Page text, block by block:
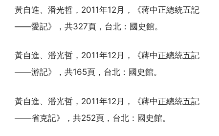
黃自進、潘光哲，2011年12月，《蔣中正總統五記
——愛記》，共327頁，台北：國史館。
黃自進、潘光哲，2011年12月，《蔣中正總統五記
——游記》，共165頁，台北：國史館。
黃自進、潘光哲，2011年12月，《蔣中正總統五記
——省克記》，共252頁，台北：國史館。